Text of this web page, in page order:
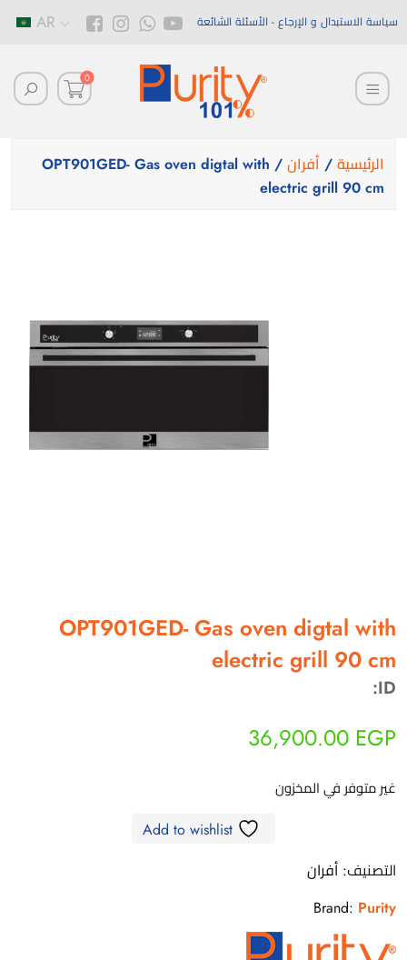
AR سياسة الاستبدال و الإرجاع الأسئلة الشائعة
0
الرئيسية / أفران
/ OPT901GED- Gas oven digtal with
electric grill 90 cm
OPT901GED- Gas oven digtal with
electric grill 90 cm
ID:
36,900.00 EGP
غير متوفر في المخزون
Add to wishlist
التصنيف: أفران
Brand: Purity
أنا ذكي مساعدك الرقمي
محتاج فني تركيب